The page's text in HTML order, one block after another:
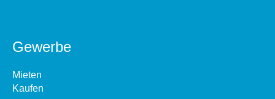
Gewerbe
Mieten
Kaufen